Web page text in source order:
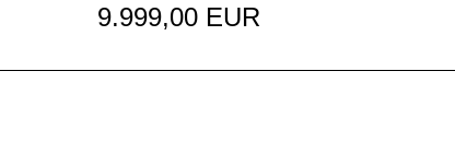
9.999,00 EUR